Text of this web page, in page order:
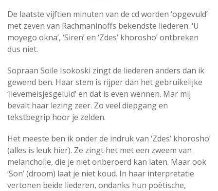
De laatste vijftien minuten van de cd worden ‘opgevuld’
met zeven van Rachmaninoffs bekendste liederen. ‘U
moyego okna’, ‘Siren’ en ‘Zdes’ khorosho’ ontbreken
dus niet.
Sopraan Soile Isokoski zingt de liederen anders dan ik
gewend ben. Haar stem is rijper dan het gebruikelijke
‘lievemeisjesgeluid’ en dat is even wennen. Mar mij
bevalt haar lezing zeer. Zo veel diepgang en
tekstbegrip hoor je zelden.
Het meeste ben ik onder de indruk van ‘Zdes’ khorosho’
(alles is leuk hier). Ze zingt het met een zweem van
melancholie, die je niet onberoerd kan laten. Maar ook
‘Son’ (droom) laat je niet koud. In haar interpretatie
vertonen beide liederen, ondanks hun poëtische,